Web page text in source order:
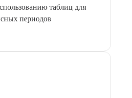
таблиц для
периодов